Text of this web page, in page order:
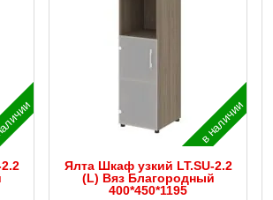
в наличии
Ялта Шкаф узкий LT.SU-2.2
(L) Вяз Благородный
400*450*1195